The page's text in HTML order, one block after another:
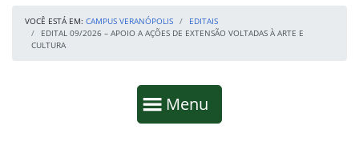
VOCÊ ESTÁ EM: CAMPUS VERANÓPOLIS
EDITAIS
EDITAL 09/2026 – APOIO A AÇÕES DE EXTENSÃO VOLTADAS À ARTE E
CULTURA
Mostrar
Menu